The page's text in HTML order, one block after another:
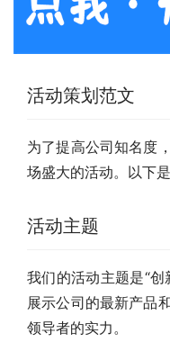
活动策划范文
为了提高公司知名度
场盛大的活动。以下
活动主题
我们的活动主题是“
展示公司的最新产品
领导者的实力。